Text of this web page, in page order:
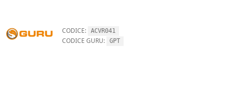
CODICE: ACVR041
CODICE GURU: GPT